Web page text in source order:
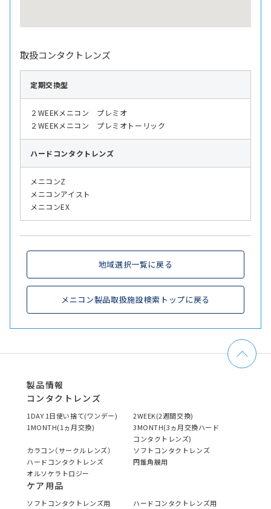
取扱コンタクトレンズ
定期交換型
２WEEKメニコン プレミオ
２WEEKメニコン プレミオトーリック
ハード コンタクトレンズ
メニコンZ
メニコンアイスト
メニコンEX
地域選択一覧に戻る
メニコン製品取扱施設検索トップに戻る
製品情報
コンタクトレンズ
1DAY 1日使い捨て(ワンデー)
2WEEK(2週間交換)
1MONTH(1ヵ月交換)
3MONTH(3ヵ月交換ハード
コンタクトレンズ)
カラコン（サークルレンズ）
ソフトコンタクトレンズ
ハードコンタクトレンズ
円錐角膜用
オルソケラトロジー
ケア用品
ソフトコンタクトレンズ用
ハードコンタクトレンズ用